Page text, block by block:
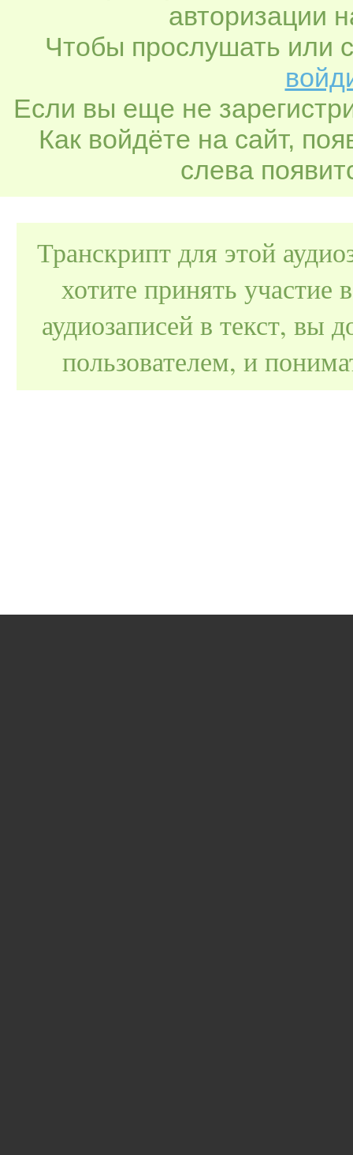
авторизации
Чтобы прослушать или
Если вы еще не
Как войдёте на сайт,
слева
Транскрипт для этой
хотите принять
аудиозаписей в текст, вы
пользователем, и